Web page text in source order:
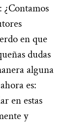
¿Contamos
en que
dudas
alguna
es:
en estas
y